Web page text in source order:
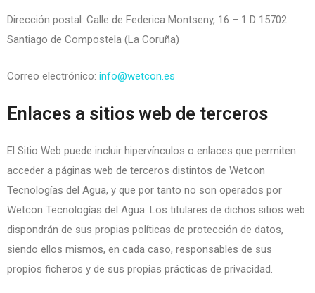
Dirección postal: Calle de Federica Montseny, 16 – 1 D 15702
Santiago de Compostela (La Coruña)
Correo electrónico: info@wetcon.es
Enlaces a sitios web de terceros
El Sitio Web puede incluir hipervínculos o enlaces que permiten
acceder a páginas web de terceros distintos de Wetcon
Tecnologías del Agua, y que por tanto no son operados por
Wetcon Tecnologías del Agua. Los titulares de dichos sitios web
dispondrán de sus propias políticas de protección de datos,
siendo ellos mismos, en cada caso, responsables de sus
propios ficheros y de sus propias prácticas de privacidad.